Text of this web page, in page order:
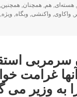
,هسته‌ای,هم,همچنان,همچنین
, واکاوی, واکنشی, وبگاه, ویژه
غرامت
به وزیر می